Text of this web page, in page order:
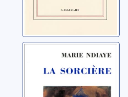
La sorcière
Ndiaye, Marie